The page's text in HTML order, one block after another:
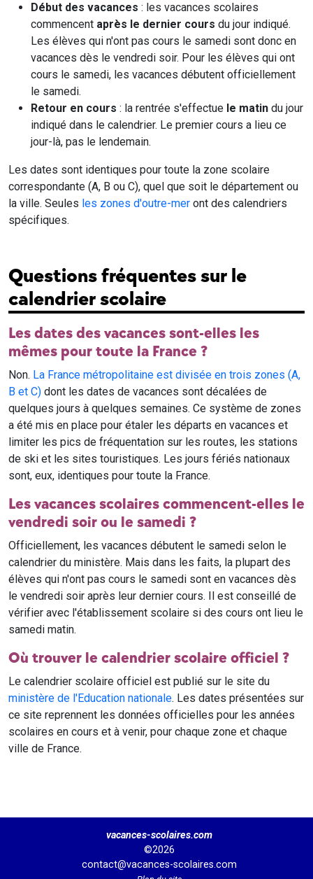
Début des vacances : les vacances scolaires
commencent après le dernier cours du jour indiqué.
Les élèves qui n'ont pas cours le samedi sont donc en
vacances dès le vendredi soir. Pour les élèves qui ont
cours le samedi, les vacances débutent officiellement
le samedi.
Retour en cours : la rentrée s'effectue le matin du jour
indiqué dans le calendrier. Le premier cours a lieu ce
jour-là, pas le lendemain.
Les dates sont identiques pour toute la zone scolaire
correspondante (A, B ou C), quel que soit le département ou
la ville. Seules les zones d'outre-mer ont des calendriers
spécifiques.
Questions fréquentes sur le
calendrier scolaire
Les dates des vacances sont-elles les
mêmes pour toute la France ?
Non. La France métropolitaine est divisée en trois zones (A,
B et C) dont les dates de vacances sont décalées de
quelques jours à quelques semaines. Ce système de zones
a été mis en place pour étaler les départs en vacances et
limiter les pics de fréquentation sur les routes, les stations
de ski et les sites touristiques. Les jours fériés nationaux
sont, eux, identiques pour toute la France.
Les vacances scolaires commencent-elles le
vendredi soir ou le samedi ?
Officiellement, les vacances débutent le samedi selon le
calendrier du ministère. Mais dans les faits, la plupart des
élèves qui n'ont pas cours le samedi sont en vacances dès
le vendredi soir après leur dernier cours. Il est conseillé de
vérifier avec l'établissement scolaire si des cours ont lieu le
samedi matin.
Où trouver le calendrier scolaire officiel ?
Le calendrier scolaire officiel est publié sur le site du
ministère de l'Education nationale. Les dates présentées sur
ce site reprennent les données officielles pour les années
scolaires en cours et à venir, pour chaque zone et chaque
ville de France.
vacances-scolaires.com
©2026
contact@vacances-scolaires.com